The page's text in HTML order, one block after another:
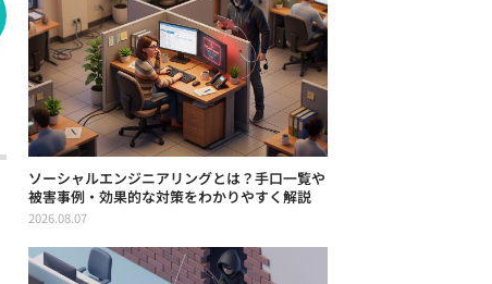
ソーシャルエンジニアリングとは？手口一覧や
被害事例・効果的な対策をわかりやすく解説
2026.08.07